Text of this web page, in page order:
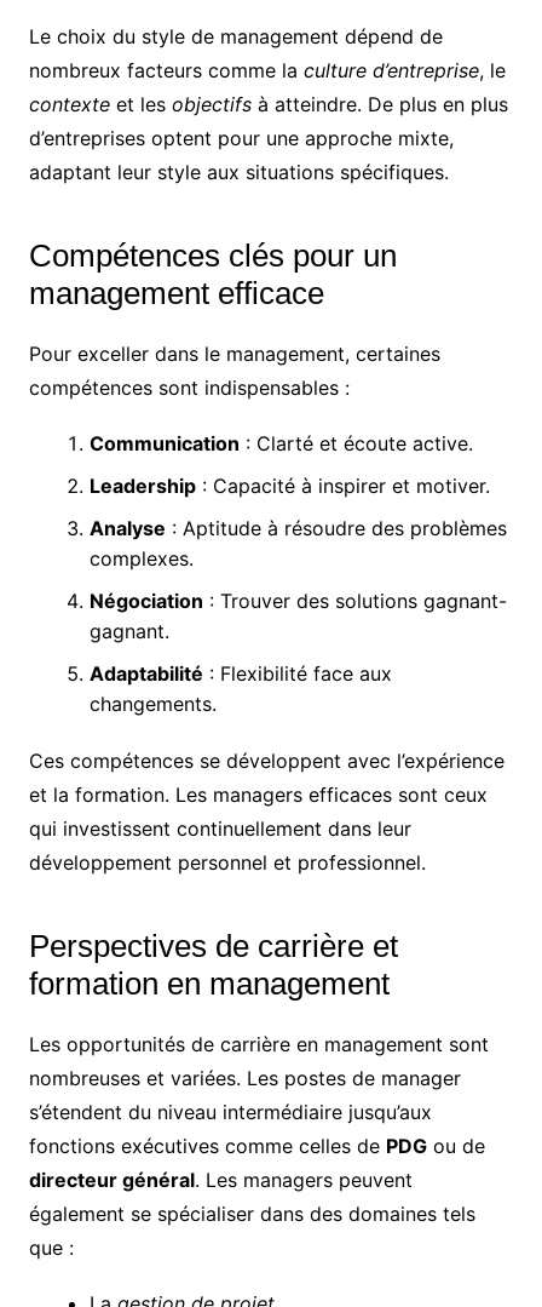
Le choix du style de management dépend de
nombreux facteurs comme la culture d’entreprise, le
contexteet les objectifsà atteindre. De plus en plus
d’entreprises optent pour une approche mixte,
adaptant leur style aux situations spécifiques.
Compétences clés pour un
management efficace
Pour exceller dans le management, certaines
compétences sont indispensables :
Communication : Clarté et écoute active.
Leadership: Capacité à inspirer et motiver.
Analyse : Aptitude à résoudre des problèmes
complexes.
Négociation : Trouver des solutions gagnant-
gagnant.
Adaptabilité : Flexibilité face aux
changements.
Ces compétences se développent avec l’expérience
et la formation. Les managers efficaces sont ceux
qui investissent continuellement dans leur
développement personnel et professionnel.
Perspectives de carrière et
formation en management
Les opportunités de carrière en management sont
nombreuses et variées. Les postes de manager
s’étendent du niveau intermédiaire jusqu’aux
fonctions exécutives comme celles de PDGou de
directeur général. Les managers peuvent
également se spécialiser dans des domaines tels
que :